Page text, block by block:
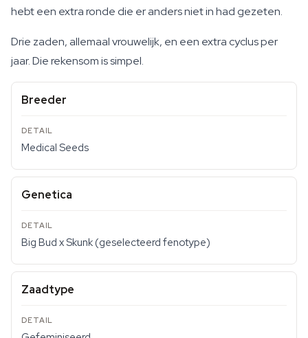
hebt een extra ronde die er anders niet in had gezeten.
Drie zaden, allemaal vrouwelijk, en een extra cyclus per
jaar. Die rekensom is simpel.
Breeder
Medical Seeds
Genetica
Big Bud x Skunk (geselecteerd fenotype)
Zaadtype